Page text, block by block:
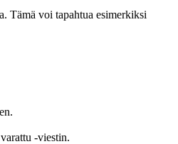
Tämä voi tapahtua esimerkiksi
-viestin.